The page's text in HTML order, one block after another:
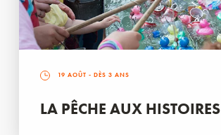
19 AOÛT - DÈS 3 ANS
LA PÊCHE AUX HISTOIRES